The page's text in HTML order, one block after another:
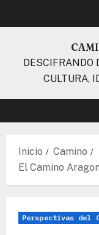
DESCIFRANDO
CULTURA,
Inicio
Camino
El Camino
Perspectivas del